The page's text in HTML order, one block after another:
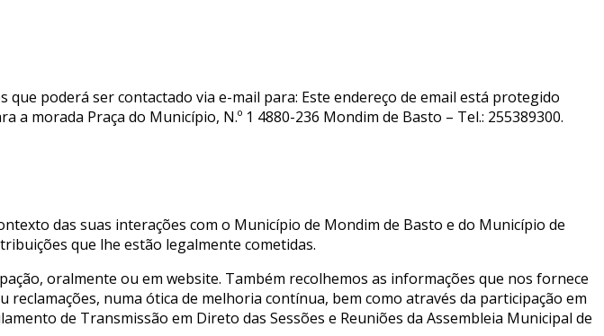
que poderá ser contactado via e-mail para: Este endereço de email está protegido
a morada Praça do Município, N.º 1 4880-236 Mondim de Basto – Tel.: 255389300.
das suas interações com o Município de Mondim de Basto e do Município de
que lhe estão legalmente cometidas.
oralmente ou em website. Também recolhemos as informações que nos fornece
numa ótica de melhoria contínua, bem como através da participação em
de Transmissão em Direto das Sessões e Reuniões da Assembleia Municipal de